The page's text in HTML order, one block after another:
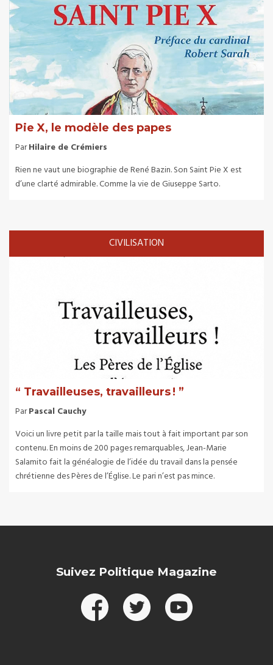
Pie X, le modèle des papes
ParHilaire de Crémiers
Rien ne vaut une biographie de René Bazin. Son Saint Pie X est
d’une clarté admirable. Comme la vie de Giuseppe Sarto.
CIVILISATION
“ Travailleuses, travailleurs ! ”
ParPascal Cauchy
Voici un livre petit par la taille mais tout à fait important par son
contenu. En moins de 200 pages remarquables, Jean-Marie
Salamito fait la généalogie de l’idée du travail dans la pensée
chrétienne des Pères de l’Église. Le pari n’est pas mince.
Suivez Politique Magazine